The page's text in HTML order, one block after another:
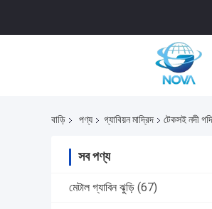
বাড়ি পণ্য গ্যাবিয়ন মাদ্রিদ টেকসই নদী
সব পণ্য
মেটাল গ্যাবিন ঝুড়ি (67)